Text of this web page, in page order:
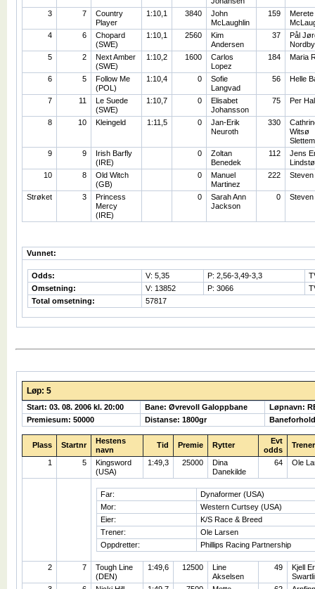
3 7
Country
Player
1:10,1 3840
John
McLaughlin
159
Merete
4
6
Chopard
(SWE)
1:10,1 2560
Kim
Andersen
37
Pål
5
2
Next Amber
(SWE)
1:10,2 1600
Carlos
Lopez
184 Maria
6 5
Follow Me
(POL)
1:10,4 0
Sofie
Langvad
56 Helle
7 11
Le Suede
(SWE)
1:10,7 0
Elisabet
Johansson
75 Per
8 10 Kleingeld 1:11,5 0
Jan-Erik
Neuroth
330
Witsø
9
9
Irish Barfly
(IRE)
0
Zoltan
Benedek
112
Jens
10
8
Old Witch
(GB)
0
Manuel
Martinez
222 Steven
Strøket 3
Princess
Mercy
(IRE)
0
Sarah Ann
Jackson
0 Steven
Vunnet:
Odds: V: 5,35 P: 2,56-3,49-3,3
Omsetning:
V: 13852 P: 3066
Total omsetning:
57817
Løp: 5
Start: 03. 08. 2006 kl. 20:00 Bane: Øvrevoll Galoppbane
Løpnavn:
Premiesum: 50000
Distanse: 1800gr
Plass Startnr
Hestens
navn
Tid Premie Rytter
Evt
odds
Trener
1 5
Kingsword
(USA)
1:49,3 25000
Dina
Danekilde
64 Ole
Far:
Dynaformer (USA)
Mor:
Western Curtsey (USA)
Eier:
K/S Race & Breed
Trener:
Ole Larsen
Oppdretter:
Phillips Racing Partnership
2 7
Tough Line
(DEN)
1:49,6 12500
Line
Akselsen
49
Kjell